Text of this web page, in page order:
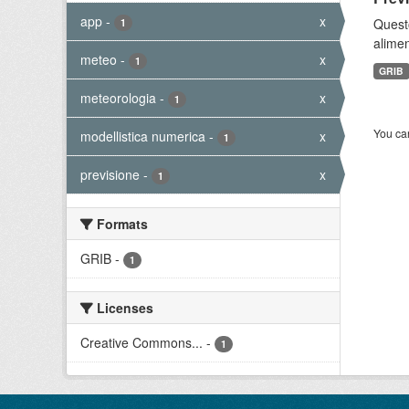
app - 1 x
meteo - 1 x
meteorologia - 1 x
modellistica numerica - 1 x
previsione - 1 x
Formats
GRIB - 1
Licenses
Creative Commons... - 1
GRIB
You